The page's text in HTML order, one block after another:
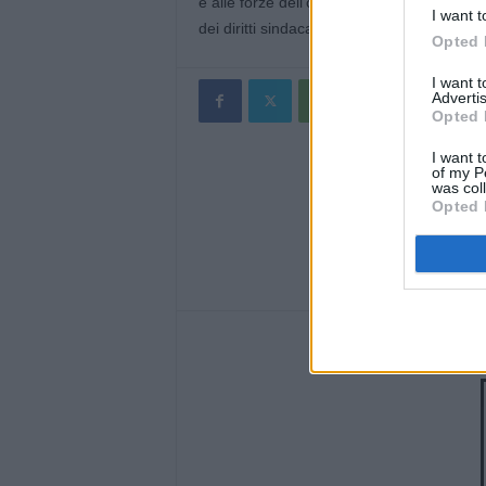
I want
Opted
I want
Opted
I want
of my
was
Opted
dei diritti sindacali”, sottolinea Granieri.